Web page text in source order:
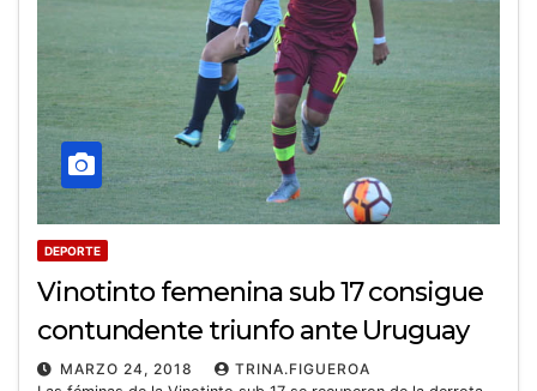
DEPORTE
Vinotinto femenina sub 17 consigue
contundente triunfo ante Uruguay
MARZO 24, 2018
TRINA.FIGUEROA